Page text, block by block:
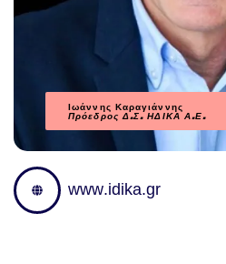
Ιωάννης Καραγιάννης
Πρόεδρος Δ.Σ. ΗΔΙΚΑ Α.Ε.
www.idika.gr